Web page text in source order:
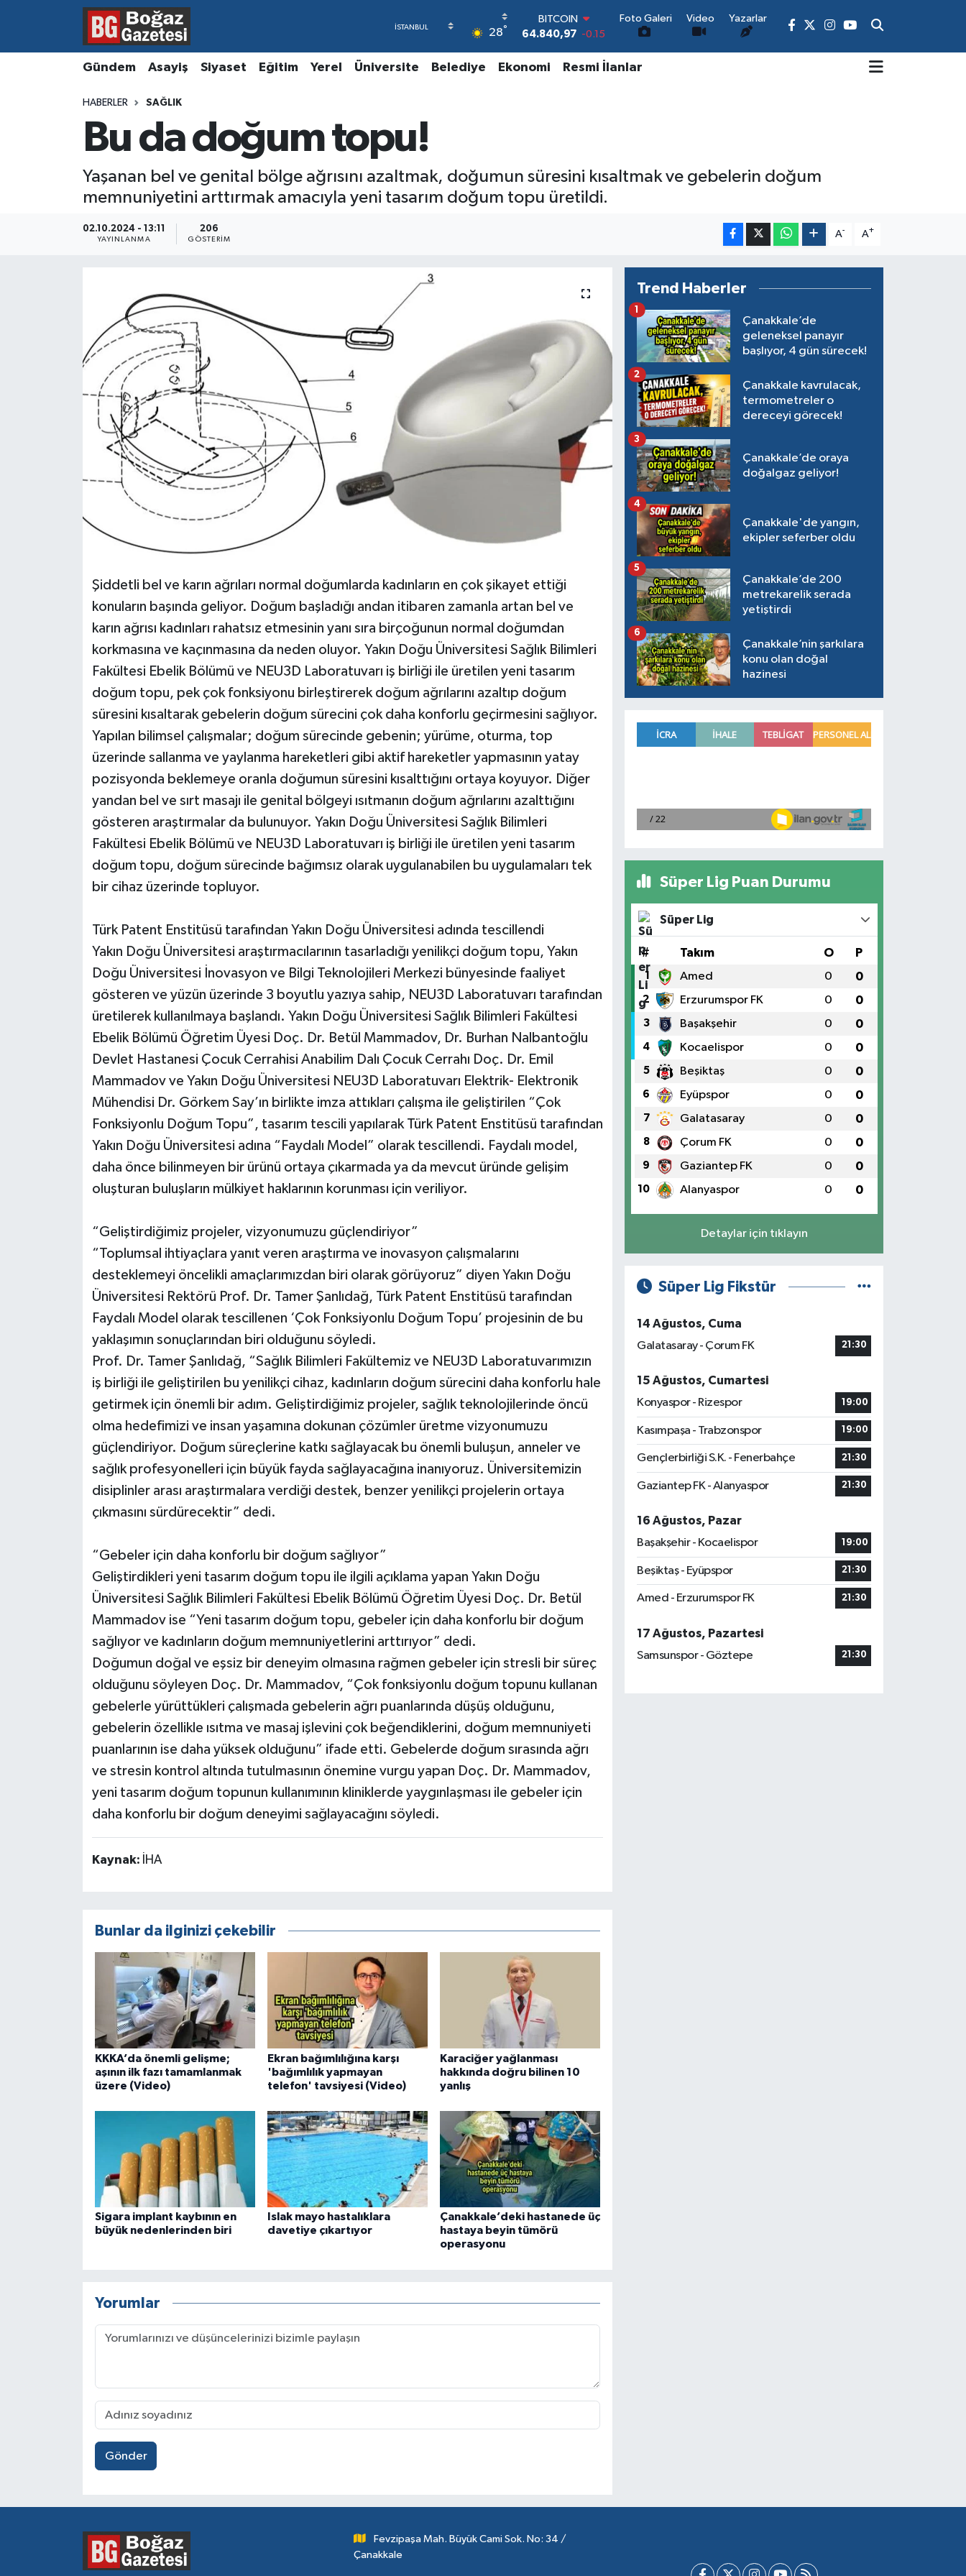
28°
64.840,97
DOLAR
EURO
13.779
-14
Foto Galeri Video Yazarlar
Gündem Asayiş Siyaset Eğitim Yerel Üniversite Belediye Ekonomi Resmi İlanlar
HABERLER SAĞLIK
Bu da doğum topu!
Yaşanan bel ve genital bölge ağrısını azaltmak, doğumun süresini kısaltmak ve gebelerin doğum
memnuniyetini arttırmak amacıyla yeni tasarım doğum topu üretildi.
02.10.2024 - 13:11
YAYINLANMA
206
GÖSTERIM
A- A+
Şiddetli bel ve karın ağrıları normal doğumlarda kadınların en çok şikayet ettiği
konuların başında geliyor. Doğum başladığı andan itibaren zamanla artan bel ve
karın ağrısı kadınları rahatsız etmesinin yanı sıra birçoğunun normal doğumdan
korkmasına ve kaçınmasına da neden oluyor. Yakın Doğu Üniversitesi Sağlık Bilimleri
Fakültesi Ebelik Bölümü ve NEU3D Laboratuvarı iş birliği ile üretilen yeni tasarım
doğum topu, pek çok fonksiyonu birleştirerek doğum ağrılarını azaltıp doğum
süresini kısaltarak gebelerin doğum sürecini çok daha konforlu geçirmesini sağlıyor.
Yapılan bilimsel çalışmalar; doğum sürecinde gebenin; yürüme, oturma, top
üzerinde sallanma ve yaylanma hareketleri gibi aktif hareketler yapmasının yatay
pozisyonda beklemeye oranla doğumun süresini kısalttığını ortaya koyuyor. Diğer
yandan bel ve sırt masajı ile genital bölgeyi ısıtmanın doğum ağrılarını azalttığını
gösteren araştırmalar da bulunuyor. Yakın Doğu Üniversitesi Sağlık Bilimleri
Fakültesi Ebelik Bölümü ve NEU3D Laboratuvarı iş birliği ile üretilen yeni tasarım
doğum topu, doğum sürecinde bağımsız olarak uygulanabilen bu uygulamaları tek
bir cihaz üzerinde topluyor.
Türk Patent Enstitüsü tarafından Yakın Doğu Üniversitesi adında tescillendi
Yakın Doğu Üniversitesi araştırmacılarının tasarladığı yenilikçi doğum topu, Yakın
Doğu Üniversitesi İnovasyon ve Bilgi Teknolojileri Merkezi bünyesinde faaliyet
gösteren ve yüzün üzerinde 3 boyutlu yazıya sahip, NEU3D Laboratuvarı tarafından
üretilerek kullanılmaya başlandı. Yakın Doğu Üniversitesi Sağlık Bilimleri Fakültesi
Ebelik Bölümü Öğretim Üyesi Doç. Dr. Betül Mammadov, Dr. Burhan Nalbantoğlu
Devlet Hastanesi Çocuk Cerrahisi Anabilim Dalı Çocuk Cerrahı Doç. Dr. Emil
Mammadov ve Yakın Doğu Üniversitesi NEU3D Laboratuvarı Elektrik- Elektronik
Mühendisi Dr. Görkem Say’ın birlikte imza attıkları çalışma ile geliştirilen “Çok
Fonksiyonlu Doğum Topu”, tasarım tescili yapılarak Türk Patent Enstitüsü tarafından
Yakın Doğu Üniversitesi adına “Faydalı Model” olarak tescillendi. Faydalı model,
daha önce bilinmeyen bir ürünü ortaya çıkarmada ya da mevcut üründe gelişim
oluşturan buluşların mülkiyet haklarının korunması için veriliyor.
“Geliştirdiğimiz projeler, vizyonumuzu güçlendiriyor”
“Toplumsal ihtiyaçlara yanıt veren araştırma ve inovasyon çalışmalarını
desteklemeyi öncelikli amaçlarımızdan biri olarak görüyoruz” diyen Yakın Doğu
Üniversitesi Rektörü Prof. Dr. Tamer Şanlıdağ, Türk Patent Enstitüsü tarafından
Faydalı Model olarak tescillenen ‘Çok Fonksiyonlu Doğum Topu’ projesinin de bu
yaklaşımın sonuçlarından biri olduğunu söyledi.
Prof. Dr. Tamer Şanlıdağ, “Sağlık Bilimleri Fakültemiz ve NEU3D Laboratuvarımızın
iş birliği ile geliştirilen bu yenilikçi cihaz, kadınların doğum sürecini daha konforlu hale
getirmek için önemli bir adım. Geliştirdiğimiz projeler, sağlık teknolojilerinde öncü
olma hedefimizi ve insan yaşamına dokunan çözümler üretme vizyonumuzu
güçlendiriyor. Doğum süreçlerine katkı sağlayacak bu önemli buluşun, anneler ve
sağlık profesyonelleri için büyük fayda sağlayacağına inanıyoruz. Üniversitemizin
disiplinler arası araştırmalara verdiği destek, benzer yenilikçi projelerin ortaya
çıkmasını sürdürecektir” dedi.
“Gebeler için daha konforlu bir doğum sağlıyor”
Geliştirdikleri yeni tasarım doğum topu ile ilgili açıklama yapan Yakın Doğu
Üniversitesi Sağlık Bilimleri Fakültesi Ebelik Bölümü Öğretim Üyesi Doç. Dr. Betül
Mammadov ise “Yeni tasarım doğum topu, gebeler için daha konforlu bir doğum
sağlıyor ve kadınların doğum memnuniyetlerini arttırıyor” dedi.
Doğumun doğal ve eşsiz bir deneyim olmasına rağmen gebeler için stresli bir süreç
olduğunu söyleyen Doç. Dr. Mammadov, “Çok fonksiyonlu doğum topunu kullanan
gebelerle yürüttükleri çalışmada gebelerin ağrı puanlarında düşüş olduğunu,
gebelerin özellikle ısıtma ve masaj işlevini çok beğendiklerini, doğum memnuniyeti
puanlarının ise daha yüksek olduğunu” ifade etti. Gebelerde doğum sırasında ağrı
ve stresin kontrol altında tutulmasının önemine vurgu yapan Doç. Dr. Mammadov,
yeni tasarım doğum topunun kullanımının kliniklerde yaygınlaşması ile gebeler için
daha konforlu bir doğum deneyimi sağlayacağını söyledi.
Kaynak: İHA
Bunlar da ilginizi çekebilir
KKKA’da önemli gelişme;
aşının ilk fazı tamamlanmak
üzere (Video)
Ekran bağımlılığına karşı
'bağımlılık yapmayan
telefon' tavsiyesi (Video)
Karaciğer yağlanması
hakkında doğru bilinen 10
yanlış
Sigara implant kaybının en
büyük nedenlerinden biri
Islak mayo hastalıklara
davetiye çıkartıyor
Çanakkale’deki hastanede üç
hastaya beyin tümörü
operasyonu
Yorumlar
Gönder
Trend Haberler
Çanakkale’de
geleneksel panayır
başlıyor, 4 gün sürecek!
1
Çanakkale kavrulacak,
termometreler o
dereceyi görecek!
2
Çanakkale’de oraya
doğalgaz geliyor!
3
Çanakkale'de yangın,
ekipler seferber oldu
4
Çanakkale’de 200
metrekarelik serada
yetiştirdi
5
Çanakkale’nin şarkılara
konu olan doğal
hazinesi
6
Süper Lig Puan Durumu
Süper Lig
# Takım O P
1 Amed 0 0
2 Erzurumspor FK 0 0
3 Başakşehir 0 0
4 Kocaelispor 0 0
5 Beşiktaş 0 0
6 Eyüpspor 0 0
7 Galatasaray 0 0
8 Çorum FK 0 0
9 Gaziantep FK 0 0
10 Alanyaspor 0 0
Detaylar için tıklayın
Süper Lig Fikstür
14 Ağustos, Cuma
Galatasaray - Çorum FK
21:30
15 Ağustos, Cumartesi
Konyaspor - Rizespor
19:00
Kasımpaşa - Trabzonspor 19:00
Gençlerbirliği S.K. - Fenerbahçe 21:30
Gaziantep FK - Alanyaspor 21:30
16 Ağustos, Pazar
Başakşehir - Kocaelispor
19:00
Beşiktaş - Eyüpspor 21:30
Amed - Erzurumspor FK 21:30
17 Ağustos, Pazartesi
Samsunspor - Göztepe
21:30
Fevzipaşa Mah. Büyük Cami Sok. No: 34 /
Çanakkale
Asayiş
Kültür ve Sanat
Hava Durumu
Süper Lig Puan Durumu ve Fikstür
Son Dakika Haberleri
Haber Arşivi